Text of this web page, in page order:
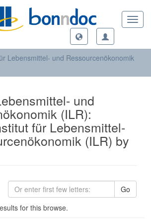
Lebensmittel- und Ressourcenökonomik
und
(ILR):
für Lebensmittel-
(ILR) by
Go
for this browse.